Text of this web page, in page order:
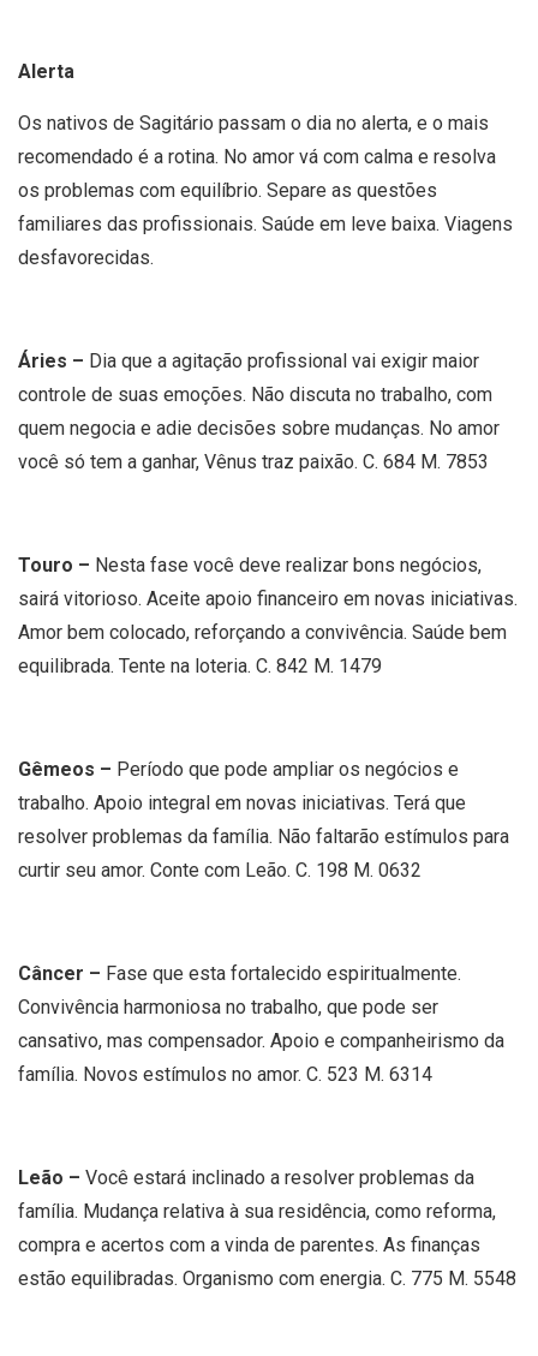
Alerta
Os nativos de Sagitário passam o dia no alerta, e o mais
recomendado é a rotina. No amor vá com calma e resolva
os problemas com equilíbrio. Separe as questões
familiares das profissionais. Saúde em leve baixa. Viagens
desfavorecidas.
Áries – Dia que a agitação profissional vai exigir maior
controle de suas emoções. Não discuta no trabalho, com
quem negocia e adie decisões sobre mudanças. No amor
você só tem a ganhar, Vênus traz paixão. C. 684 M. 7853
Touro – Nesta fase você deve realizar bons negócios,
sairá vitorioso. Aceite apoio financeiro em novas iniciativas.
Amor bem colocado, reforçando a convivência. Saúde bem
equilibrada. Tente na loteria. C. 842 M. 1479
Gêmeos – Período que pode ampliar os negócios e
trabalho. Apoio integral em novas iniciativas. Terá que
resolver problemas da família. Não faltarão estímulos para
curtir seu amor. Conte com Leão. C. 198 M. 0632
Câncer – Fase que esta fortalecido espiritualmente.
Convivência harmoniosa no trabalho, que pode ser
cansativo, mas compensador. Apoio e companheirismo da
família. Novos estímulos no amor. C. 523 M. 6314
Leão – Você estará inclinado a resolver problemas da
família. Mudança relativa à sua residência, como reforma,
compra e acertos com a vinda de parentes. As finanças
estão equilibradas. Organismo com energia. C. 775 M. 5548